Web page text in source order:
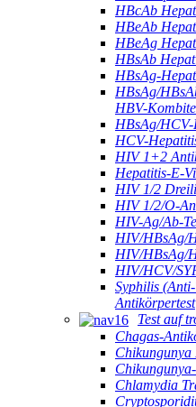
HBcAb
HBeAb
HBeAg
HBsAb
HBsAg-
HBsAg/
HBV-
HBsAg/HCV-
HCV-
HIV 1+2
Hepatitis-E-
HIV 1/2
HIV 1/2/O-
HIV-Ag/Ab-
HIV/HBsAg/
HIV/HBsAg/
HIV/HCV/
Syphilis
Antikörpertest
Test auf
Chagas-
Chlamydia